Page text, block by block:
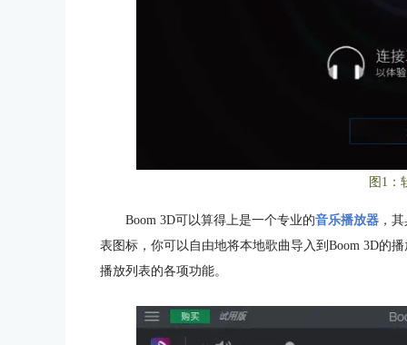
图1：
Boom 3D可以算得上是一个专业的音乐播放器 ，
表图标，你可以自由地将本地歌曲导入到Boom 3D的
播放列表的各项功能。